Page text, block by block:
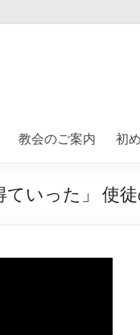
教会のご案内 初
いった」 使